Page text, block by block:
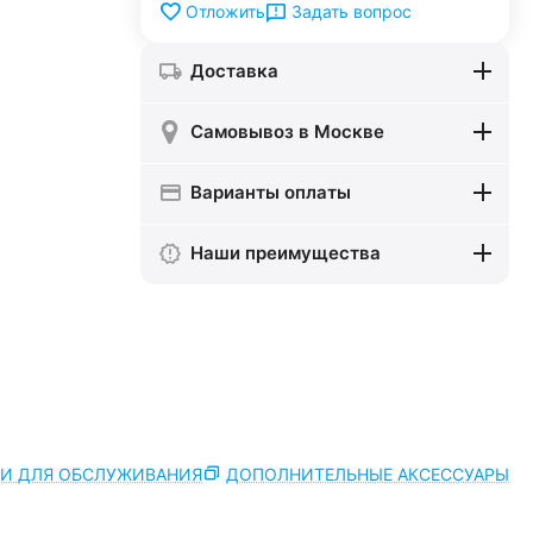
Отложить Задать вопрос
Доставка
Самовывоз в Москве
Варианты оплаты
Наши преимущества
ДЛЯ ОБСЛУЖИВАНИЯ ДОПОЛНИТЕЛЬНЫЕ АКСЕССУАРЫ